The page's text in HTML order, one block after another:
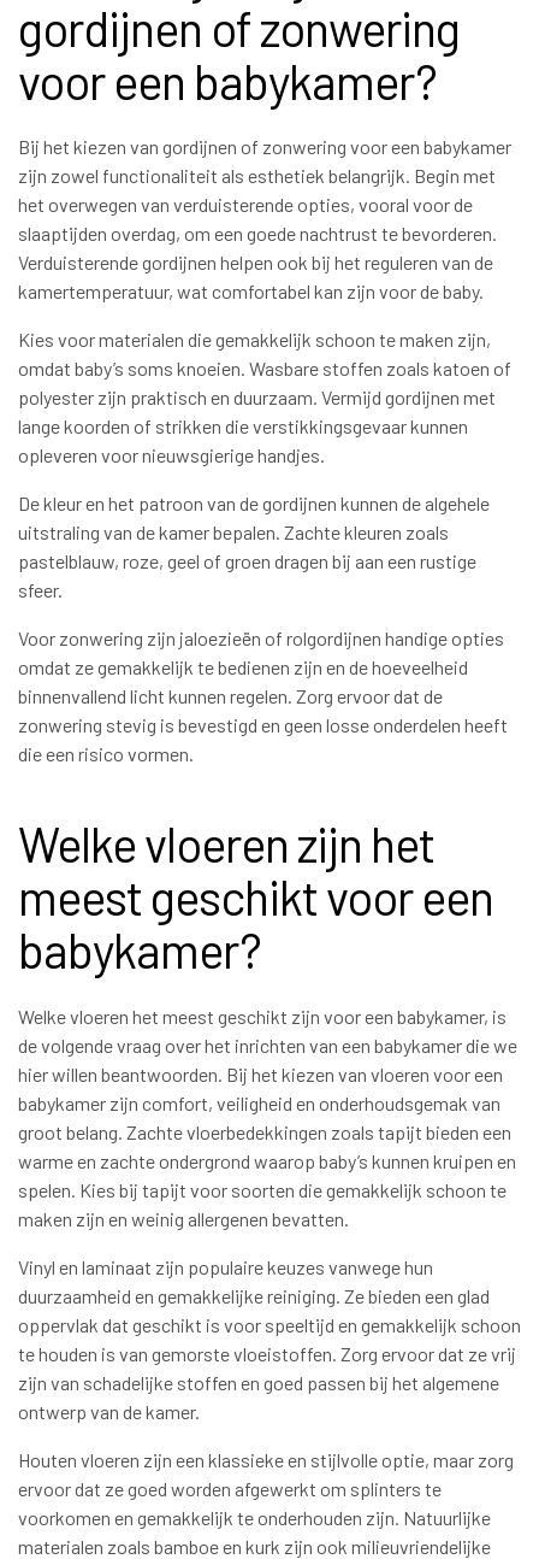
gordijnen of zonwering
voor een babykamer?
Bij het kiezen van gordijnen of zonwering voor een babykamer
zijn zowel functionaliteit als esthetiek belangrijk. Begin met
het overwegen van verduisterende opties, vooral voor de
slaaptijden overdag, om een goede nachtrust te bevorderen.
Verduisterende gordijnen helpen ook bij het reguleren van de
kamertemperatuur, wat comfortabel kan zijn voor de baby.
Kies voor materialen die gemakkelijk schoon te maken zijn,
omdat baby’s soms knoeien. Wasbare stoffen zoals katoen of
polyester zijn praktisch en duurzaam. Vermijd gordijnen met
lange koorden of strikken die verstikkingsgevaar kunnen
opleveren voor nieuwsgierige handjes.
De kleur en het patroon van de gordijnen kunnen de algehele
uitstraling van de kamer bepalen. Zachte kleuren zoals
pastelblauw, roze, geel of groen dragen bij aan een rustige
sfeer.
Voor zonwering zijn jaloezieën of rolgordijnen handige opties
omdat ze gemakkelijk te bedienen zijn en de hoeveelheid
binnenvallend licht kunnen regelen. Zorg ervoor dat de
zonwering stevig is bevestigd en geen losse onderdelen heeft
die een risico vormen.
Welke vloeren zijn het
meest geschikt voor een
babykamer?
Welke vloeren het meest geschikt zijn voor een babykamer, is
de volgende vraag over het inrichten van een babykamer die we
hier willen beantwoorden. Bij het kiezen van vloeren voor een
babykamer zijn comfort, veiligheid en onderhoudsgemak van
groot belang. Zachte vloerbedekkingen zoals tapijt bieden een
warme en zachte ondergrond waarop baby’s kunnen kruipen en
spelen. Kies bij tapijt voor soorten die gemakkelijk schoon te
maken zijn en weinig allergenen bevatten.
Vinyl en laminaat zijn populaire keuzes vanwege hun
duurzaamheid en gemakkelijke reiniging. Ze bieden een glad
oppervlak dat geschikt is voor speeltijd en gemakkelijk schoon
te houden is van gemorste vloeistoffen. Zorg ervoor dat ze vrij
zijn van schadelijke stoffen en goed passen bij het algemene
ontwerp van de kamer.
Houten vloeren zijn een klassieke en stijlvolle optie, maar zorg
ervoor dat ze goed worden afgewerkt om splinters te
voorkomen en gemakkelijk te onderhouden zijn. Natuurlijke
materialen zoals bamboe en kurk zijn ook milieuvriendelijke